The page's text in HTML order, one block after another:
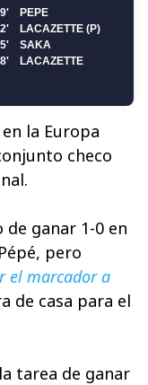
la Europa
checo
ganar 1-0 en
pero
el marcador a
de casa para el
tarea de ganar